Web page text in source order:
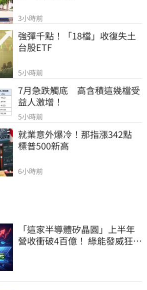
3小時前
強彈千點！「18檔」收復失土
台股ETF
5小時前
7月急跌觸底　高含積這幾檔受
益人激增！
5小時前
就業意外爆冷！那指漲342點
標普500新高
6小時前
「這家半導體矽晶圓」上半年
營收衝破4百億！ 綠能發威狂賺